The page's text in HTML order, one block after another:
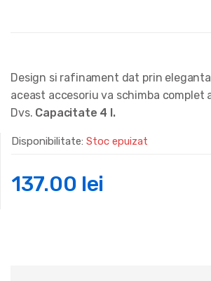
Design si rafinament dat prin
aceast accesoriu va schimba complet
Dvs. Capacitate 4 l.
Disponibilitate: Stoc epuizat
137.00 lei